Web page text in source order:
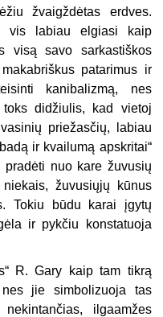
žvaigždėtas erdves.
vis labiau elgiasi kaip
visą savo sarkastiškos
patarimus ir
kanibalizmą, nes
didžiulis, kad vietoj
priežasčių, labiau
ir kvailumą apskritai“
pradėti nuo kare žuvusių
žuvusiųjų kūnus
Tokiu būdu karai įgytų
ir pykčiu konstatuoja
R. Gary kaip tam tikrą
jie simbolizuoja tas
ilgaamžes